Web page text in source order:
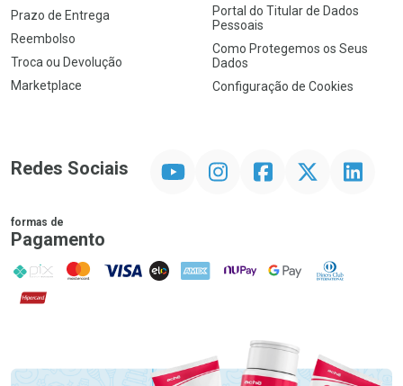
Prazo de Entrega
Reembolso
Troca ou Devolução
Marketplace
Portal do Titular de Dados
Pessoais
Como Protegemos os Seus
Dados
Configuração de Cookies
Redes Sociais InstagramFacebookTwitter Linkedin
formas de
Pagamento
PIX MasterCard
VISA ELO AMEX NuPay Google PayDiners Club
Hipercard